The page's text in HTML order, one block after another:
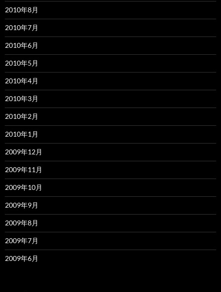
2010年8月
2010年7月
2010年6月
2010年5月
2010年4月
2010年3月
2010年2月
2010年1月
2009年12月
2009年11月
2009年10月
2009年9月
2009年8月
2009年7月
2009年6月